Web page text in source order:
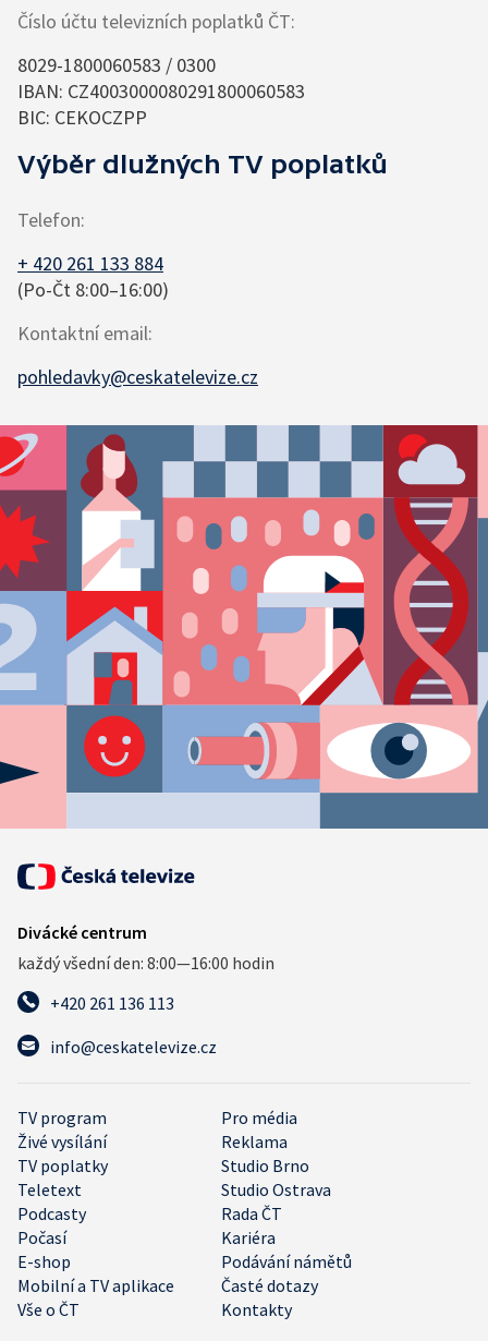
Číslo účtu televizních poplatků ČT:
8029-1800060583 / 0300
IBAN: CZ4003000080291800060583
BIC: CEKOCZPP
Výběr dlužných TV poplatků
Telefon:
+ 420 261 133 884
(Po-Čt 8:00–16:00)
Kontaktní email:
pohledavky@ceskatelevize.cz
Divácké centrum
každý všední den: 8:00—16:00 hodin
+420 261 136 113
info@ceskatelevize.cz
TV program
Pro média
Živé vysílání
Reklama
TV poplatky
Studio Brno
Teletext
Studio Ostrava
Podcasty
Rada ČT
Počasí
Kariéra
E-shop
Podávání námětů
Mobilní a TV aplikace
Časté dotazy
Vše o ČT
Kontakty